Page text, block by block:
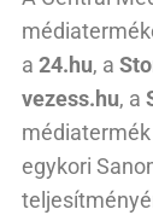
a 24.hu, a
vezess.hu, a
egykori